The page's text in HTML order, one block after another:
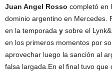
Juan Angel Rosso completó en
dominio argentino en Mercedes.
en la temporada y sobre el
en los primeros momentos por
aprovechar luego la sanción al
falsa largada.En el final tuvo que